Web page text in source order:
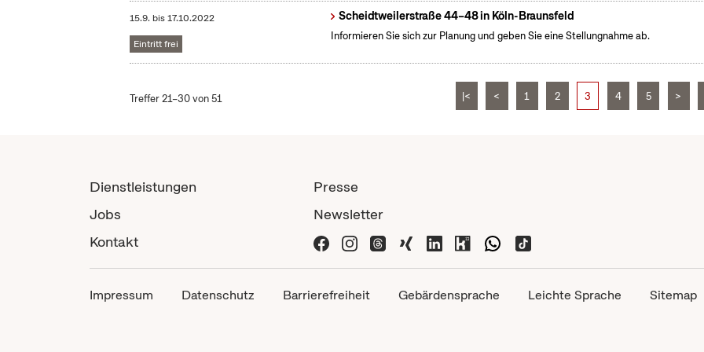
15.9. bis17.10.2022
Eintritt frei
Scheidtweilerstraße 44–48 in Köln-Braunsfeld
Informieren Sie sich zur Planung und geben Sie eine Stellungnahme ab.
Treffer 21–30 von 51 |< < 1 2 3 4 5 >
Dienstleistungen
Jobs
Kontakt
Presse
Newsletter
Impressum Datenschutz Barrierefreiheit Gebärdensprache Leichte Sprache Sitemap